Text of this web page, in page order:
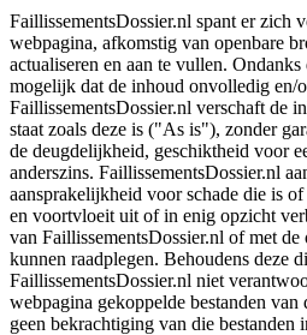
FaillissementsDossier.nl spant er zich
webpagina, afkomstig van openbare
actualiseren en aan te vullen.
mogelijk dat de inhoud onvolledig en/
FaillissementsDossier.nl verschaft de
staat zoals deze is ("As is"), zonder
de deugdelijkheid, geschiktheid voor
anderszins. FaillissementsDossier.nl
aansprakelijkheid voor schade die is
en voortvloeit uit of in enig opzicht
van FaillissementsDossier.nl of met
kunnen raadplegen. Behoudens deze
FaillissementsDossier.nl niet
webpagina gekoppelde bestanden
geen bekrachtiging van die bestanden